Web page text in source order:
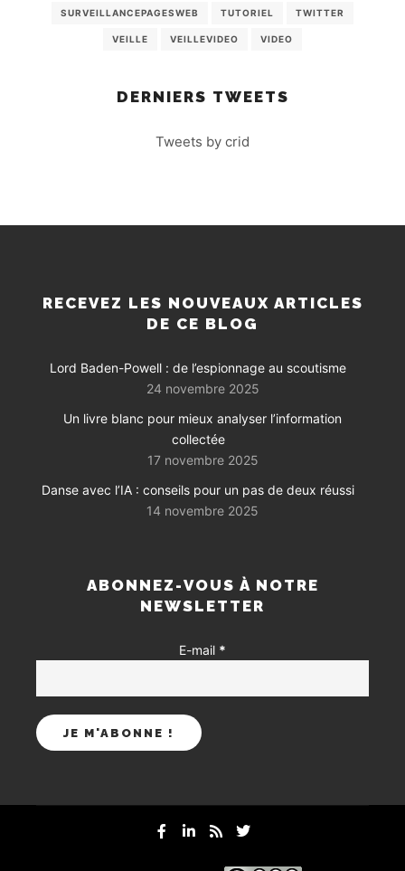
SURVEILLANCEPAGESWEB TUTORIEL TWITTER
VEILLE VEILLEVIDEO VIDEO
DERNIERS TWEETS
Tweets by crid
RECEVEZ LES NOUVEAUX ARTICLES
DE CE BLOG
Lord Baden-Powell : de l’espionnage au scoutisme
24 novembre 2025
Un livre blanc pour mieux analyser l’information
collectée
17 novembre 2025
Danse avec l’IA : conseils pour un pas de deux réussi
14 novembre 2025
ABONNEZ-VOUS À NOTRE
NEWSLETTER
E-mail *